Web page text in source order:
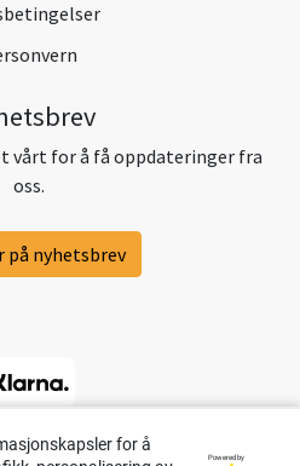
for å
Powered by
vårt for å få oppdateringer fra
oss.
på nyhetsbrev